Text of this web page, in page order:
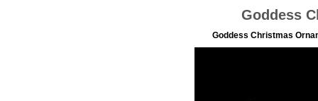
Goddess
Goddess Christmas